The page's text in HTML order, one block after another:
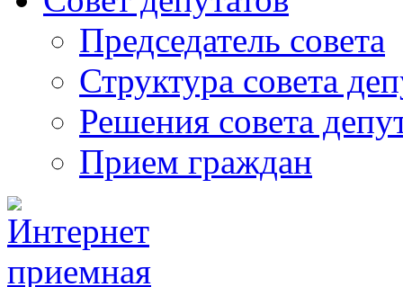
Председатель совета
Структура совета
Решения совета
Прием граждан